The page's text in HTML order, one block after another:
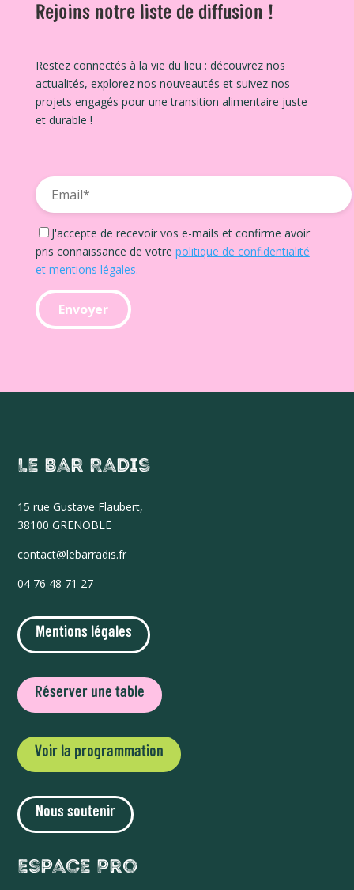
Rejoins notre liste de diffusion !
Restez connectés à la vie du lieu : découvrez nos
actualités, explorez nos nouveautés et suivez nos
projets engagés pour une transition alimentaire juste
et durable !
J'accepte de recevoir vos e-mails et confirme avoir
pris connaissance de votre politique de confidentialité
et mentions légales.
Le Bar Radis
15 rue Gustave Flaubert,
38100 GRENOBLE
contact@lebarradis.fr
04 76 48 71 27
Mentions légales
Réserver une table
Voir la programmation
Nous soutenir
Espace Pro